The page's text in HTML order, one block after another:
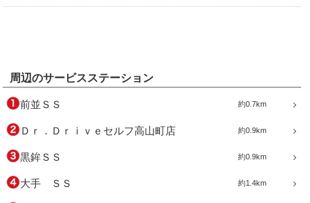
周辺のサービスステーション
約0.7km
前並ＳＳ
約0.9km
Ｄｒ．Ｄｒｉｖｅセルフ高山町店
約0.9km
黒鉾ＳＳ
約1.4km
大手 ＳＳ